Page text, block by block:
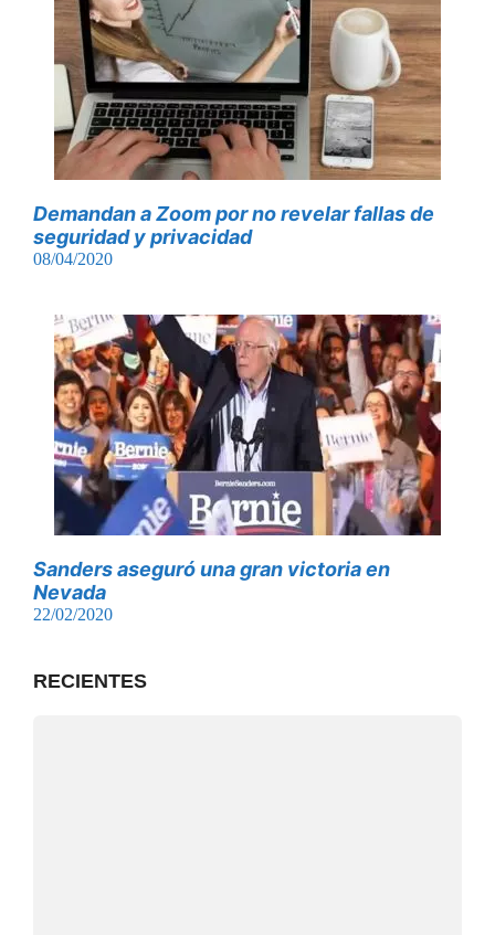
Demandan a Zoom por no revelar fallas de
seguridad y privacidad
08/04/2020
Sanders aseguró una gran victoria en
Nevada
22/02/2020
RECIENTES